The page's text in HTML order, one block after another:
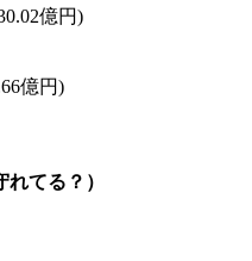
億円)
億円)
てる？）